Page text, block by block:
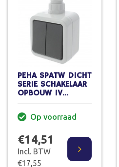
PEHA SPATW DICHT
SERIE SCHAKELAAR
OPBOUW 1V
Op voorraad
€14,51
Incl. BTW
€17,55